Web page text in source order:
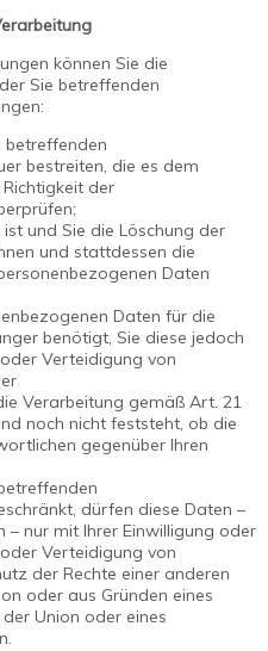
können Sie die
Sie betreffenden
betreffenden
bestreiten, die es dem
der
und Sie die Löschung der
und stattdessen die
Daten
Daten für die
benötigt, Sie diese jedoch
Verteidigung von
Verarbeitung gemäß Art. 21
noch nicht feststeht, ob die
gegenüber Ihren
dürfen diese Daten –
– nur mit Ihrer Einwilligung oder
Verteidigung von
der Rechte einer anderen
oder aus Gründen eines
Union oder eines